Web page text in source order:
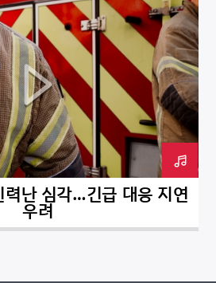
력난 심각…긴급 대응 지연
우려